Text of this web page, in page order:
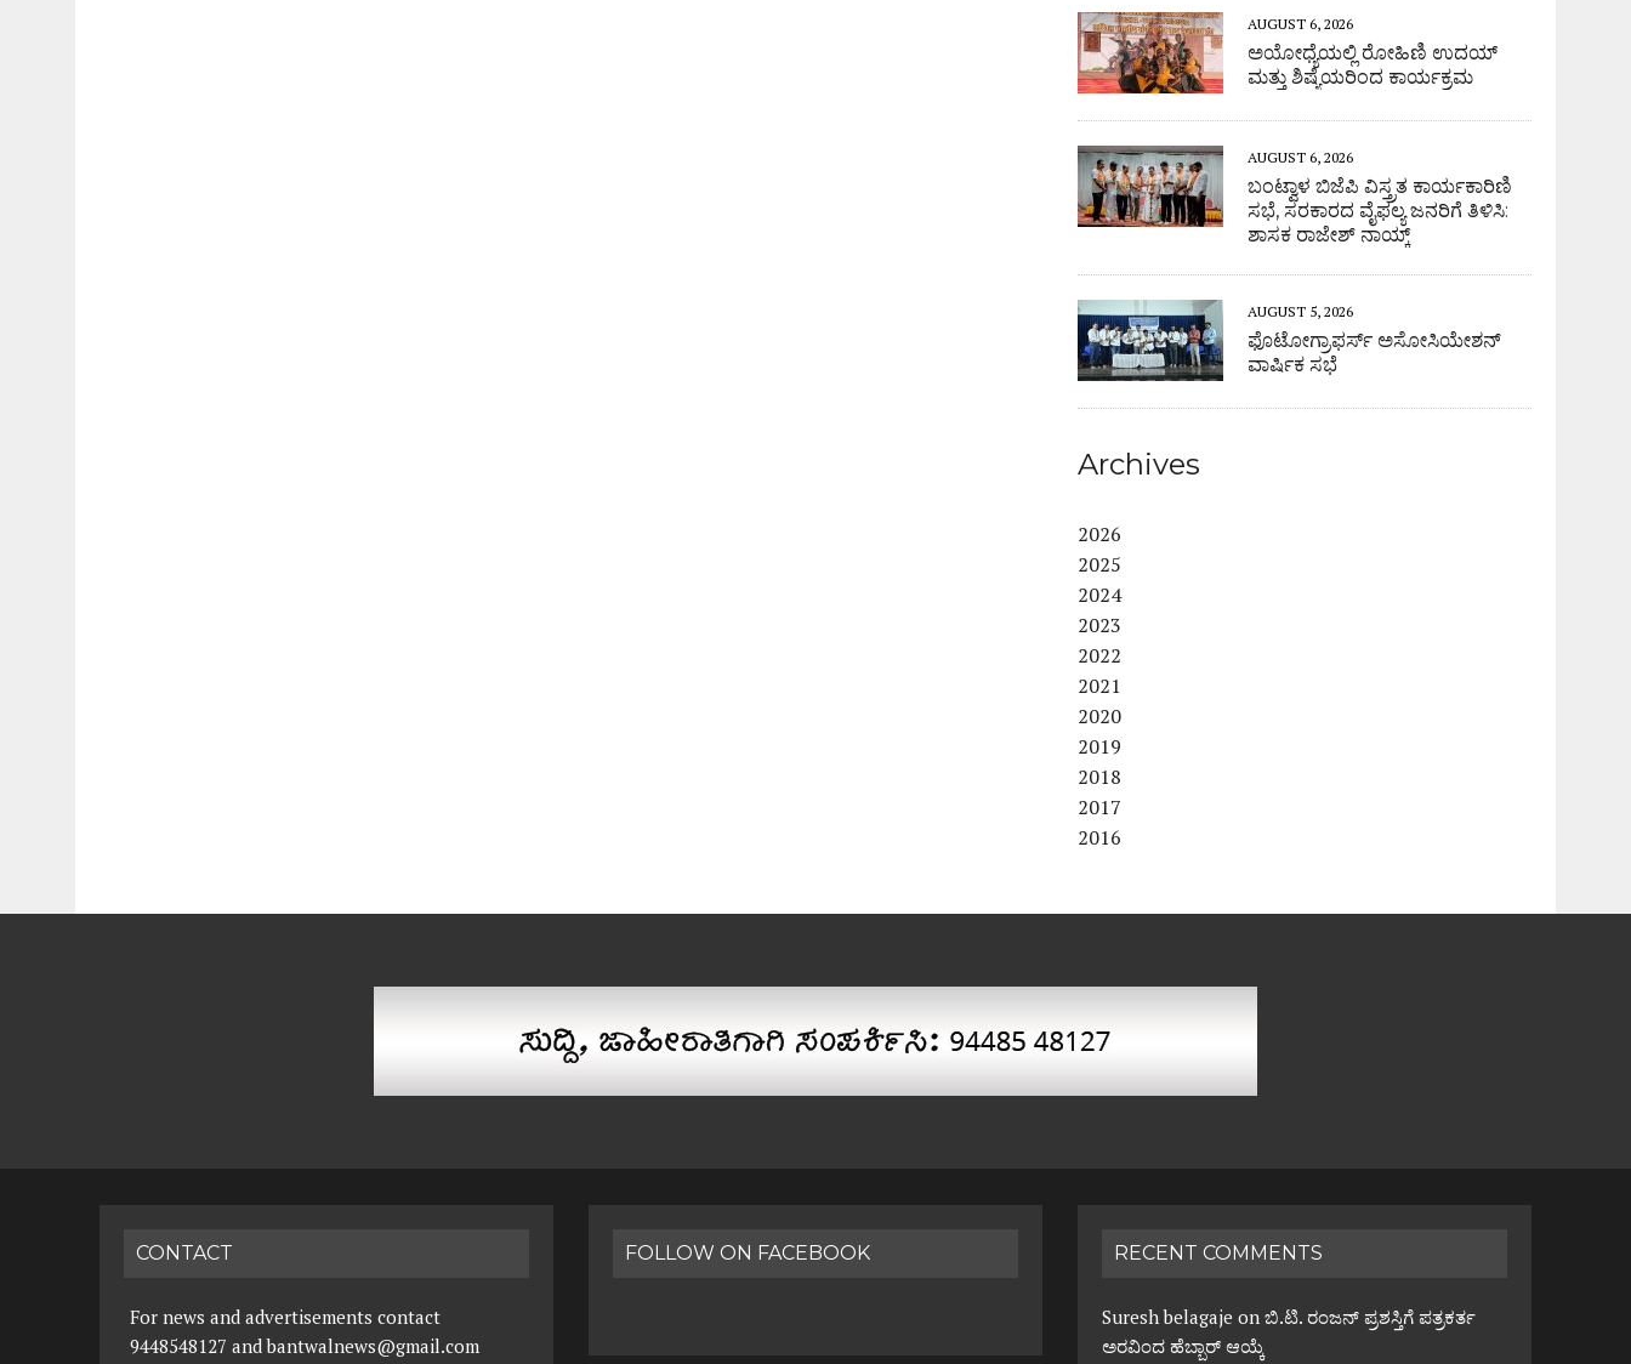
AUGUST 6, 2026
ಅಯೋಧ್ಯೆಯಲ್ಲಿ ರೋಹಿಣಿ ಉದಯ್
ಮತ್ತು ಶಿಷ್ಯೆಯರಿಂದ ಕಾರ್ಯಕ್ರಮ
AUGUST 6, 2026
ಬಂಟ್ವಾಳ ಬಿಜೆಪಿ ವಿಸ್ತ್ರತ ಕಾರ್ಯಕಾರಿಣಿ
ಸಭೆ, ಸರಕಾರದ ವೈಫಲ್ಯ ಜನರಿಗೆ ತಿಳಿಸಿ:
ಶಾಸಕ ರಾಜೇಶ್ ನಾಯ್ಕ್
AUGUST 5, 2026
ಫೊಟೋಗ್ರಾಫರ್ಸ್ ಅಸೋಸಿಯೇಶನ್
ವಾರ್ಷಿಕ ಸಭೆ
Archives
2026
2025
2024
2023
2022
2021
2020
2019
2018
2017
2016
CONTACT
For news and advertisements contact
9448548127 and bantwalnews@gmail.com
FOLLOW ON FACEBOOK RECENT COMMENTS
Suresh belagaje onಬಿ.ಟಿ. ರಂಜನ್ ಪ್ರಶಸ್ತಿಗೆ ಪತ್ರಕರ್ತ
ಅರವಿಂದ ಹೆಬ್ಬಾರ್ ಆಯ್ಕೆ